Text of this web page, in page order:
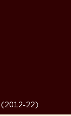
(2012-22)